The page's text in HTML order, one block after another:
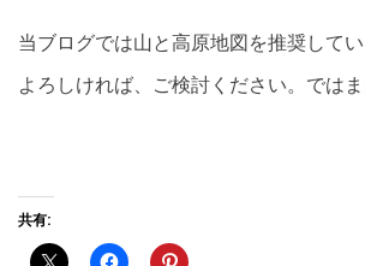
当ブログでは山と高原地図を推奨してい
よろしければ、ご検討ください。ではま
共有: